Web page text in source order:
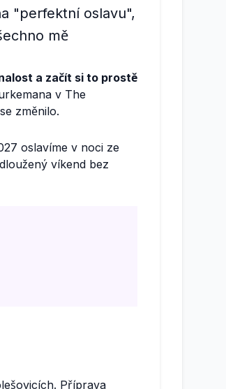
"perfektní oslavu",
mě
a začít si to prostě
v The
změnilo.
oslavíme v noci ze
víkend bez
Příprava